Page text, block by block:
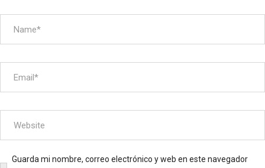
Guarda mi nombre, correo electrónico y web en este navegador